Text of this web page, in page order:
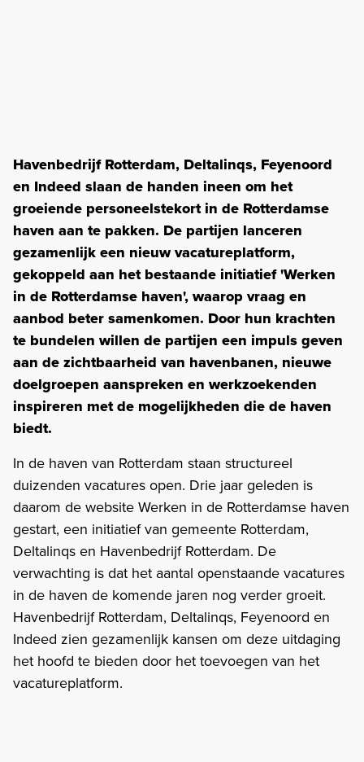
Havenbedrijf Rotterdam, Deltalinqs, Feyenoord
en Indeed slaan de handen ineen om het
groeiende personeelstekort in de Rotterdamse
haven aan te pakken. De partijen lanceren
gezamenlijk een nieuw vacatureplatform,
gekoppeld aan het bestaande initiatief 'Werken
in de Rotterdamse haven', waarop vraag en
aanbod beter samenkomen. Door hun krachten
te bundelen willen de partijen een impuls geven
aan de zichtbaarheid van havenbanen, nieuwe
doelgroepen aanspreken en werkzoekenden
inspireren met de mogelijkheden die de haven
biedt.
In de haven van Rotterdam staan structureel
duizenden vacatures open. Drie jaar geleden is
daarom de website Werken in de Rotterdamse haven
gestart, een initiatief van gemeente Rotterdam,
Deltalinqs en Havenbedrijf Rotterdam. De
verwachting is dat het aantal openstaande vacatures
in de haven de komende jaren nog verder groeit.
Havenbedrijf Rotterdam, Deltalinqs, Feyenoord en
Indeed zien gezamenlijk kansen om deze uitdaging
het hoofd te bieden door het toevoegen van het
vacatureplatform.